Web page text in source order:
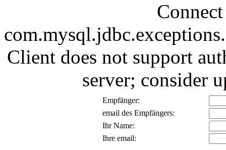
Client does not support
server; consider
Empfänger:
email des Empfängers:
Ihr Name:
Ihre email: